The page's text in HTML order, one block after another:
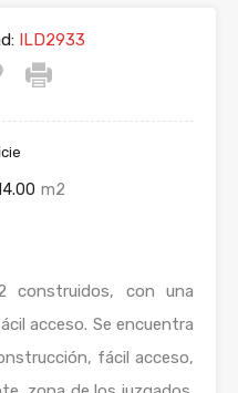
ILD2933
m2
construidos, con una
acceso. Se encuentra
fácil acceso,